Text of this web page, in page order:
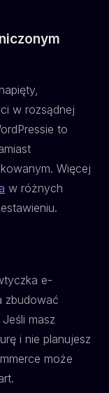
w rozsądnej
to
Więcej
w różnych
e-
zbudować
masz
i nie planujesz
może